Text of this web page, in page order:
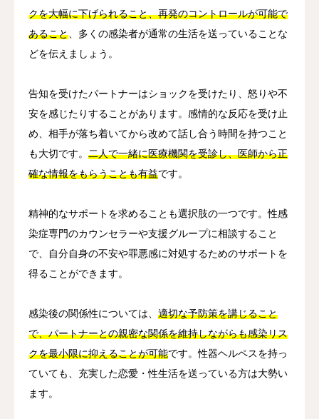
クを大幅に下げられること、再発のコントロールが可能で
あること 、多くの感染者が通常の生活を送っていることな
どを伝えましょう。
告知を受けたパートナーはショックを受けたり、怒りや不
安を感じたりすることがあります。感情的な反応を受け止
め、相手が落ち着いてから改めて話し合う時間を持つこと
も大切です。 二人で一緒に医療機関を受診し、医師から正
確な情報をもらうことも有益です。
精神的なサポートを求めることも選択肢の一つです。性感
染症専門のカウンセラーや支援グループに相談すること
で、自分自身の不安や罪悪感に対処するためのサポートを
得ることができます。
感染後の関係性については、 適切な予防策を講じること
で、パートナーとの親密な関係を維持しながらも感染リス
クを最小限に抑えることが可能です。性器ヘルペスを持っ
ていても、充実した恋愛・性生活を送っている方は大勢い
ます。